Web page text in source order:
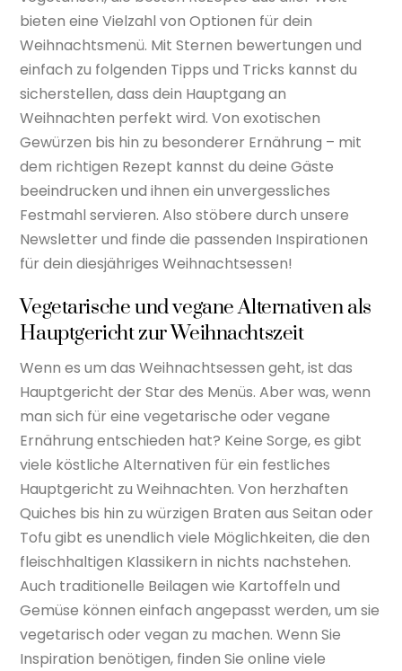
bieten eine Vielzahl von Optionen für dein
Weihnachtsmenü. Mit Sternen bewertungen und
einfach zu folgenden Tipps und Tricks kannst du
sicherstellen, dass dein Hauptgang an
Weihnachten perfekt wird. Von exotischen
Gewürzen bis hin zu besonderer Ernährung – mit
dem richtigen Rezept kannst du deine Gäste
beeindrucken und ihnen ein unvergessliches
Festmahl servieren. Also stöbere durch unsere
Newsletter und finde die passenden Inspirationen
für dein diesjähriges Weihnachtsessen!
Vegetarische und vegane Alternativen als
Hauptgericht zur Weihnachtszeit
Wenn es um das Weihnachtsessen geht, ist das
Hauptgericht der Star des Menüs. Aber was, wenn
man sich für eine vegetarische oder vegane
Ernährung entschieden hat? Keine Sorge, es gibt
viele köstliche Alternativen für ein festliches
Hauptgericht zu Weihnachten. Von herzhaften
Quiches bis hin zu würzigen Braten aus Seitan oder
Tofu gibt es unendlich viele Möglichkeiten, die den
fleischhaltigen Klassikern in nichts nachstehen.
Auch traditionelle Beilagen wie Kartoffeln und
Gemüse können einfach angepasst werden, um sie
vegetarisch oder vegan zu machen. Wenn Sie
Inspiration benötigen, finden Sie online viele